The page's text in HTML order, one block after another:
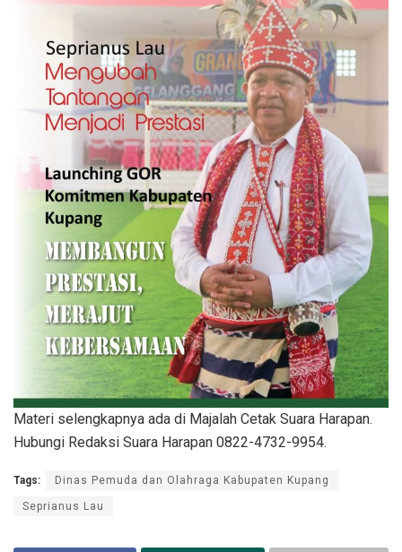
Materi selengkapnya ada di Majalah Cetak Suara Harapan.
Hubungi Redaksi Suara Harapan 0822-4732-9954.
Tags: Dinas Pemuda dan Olahraga Kabupaten Kupang
Seprianus Lau